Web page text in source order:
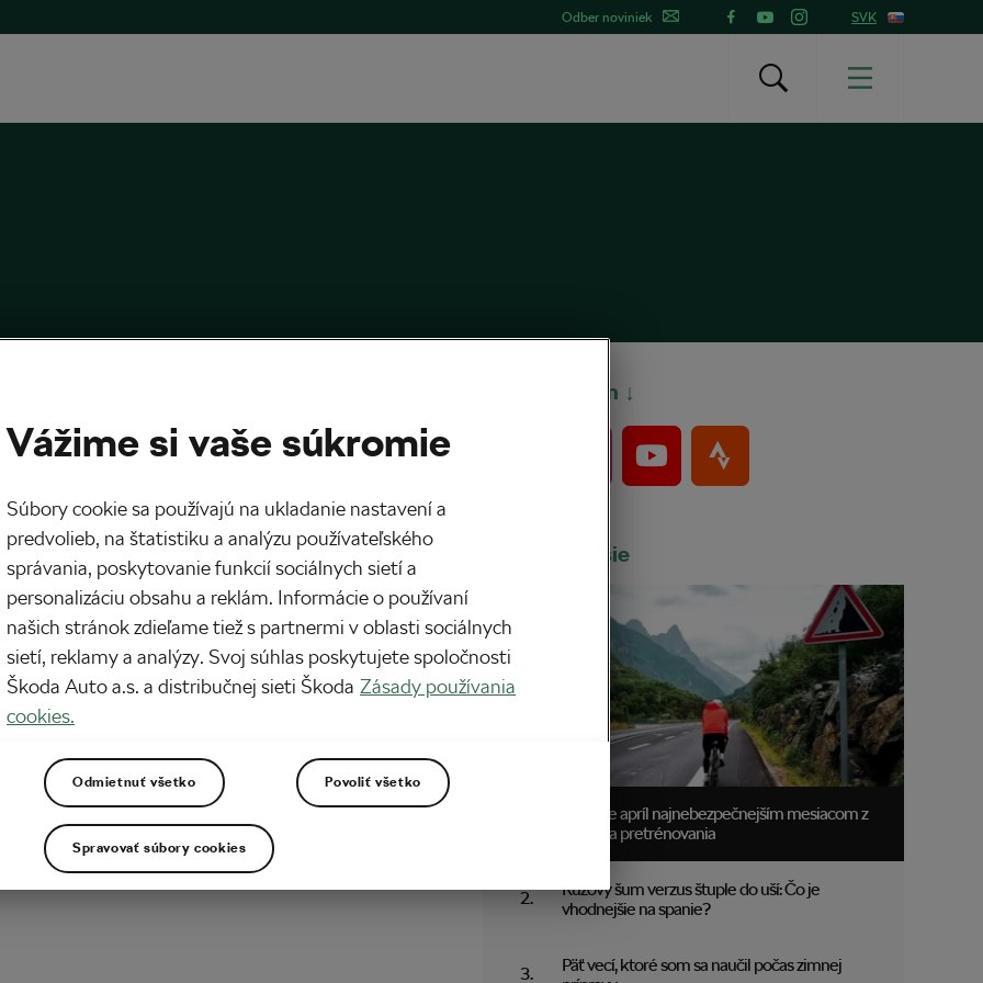
Odber noviniek SVK
o10:48
8 minút čítania
Najmä vo chvíľach, ak s cyklistikou ešte len začínate, vyznať a orientovať sa v
a cyklistickom žargóne môže byť veľmi stresujúce a v neposlednom
Bajkeri sem ↓
Najčítanejšie
Prečo je apríl najnebezpečnejším mesiacom z
hľadiska pretrénovania
Ružový šum verzus štuple do uší: Čo je
vhodnejšie na spanie?
Päť vecí, ktoré som sa naučil počas zimnej
Vážime si vaše súkromie
Súbory cookie sa používajú na ukladanie nastavení a
predvolieb, na štatistiku a analýzu používateľského
správania, poskytovanie funkcií sociálnych sietí a
personalizáciu obsahu a reklám. Informácie o používaní
našich stránok zdieľame tiež s partnermi v oblasti sociálnych
sietí, reklamy a analýzy. Svoj súhlas poskytujete spoločnosti
Škoda Auto a.s. a distribučnej sieti Škoda Zásady používania
cookies.
Odmietnuť všetko Povoliť všetko
Spravovať súbory cookies